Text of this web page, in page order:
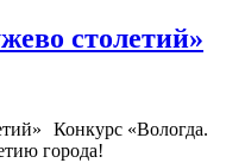
столетий»
Конкурс «Вологда.
города!